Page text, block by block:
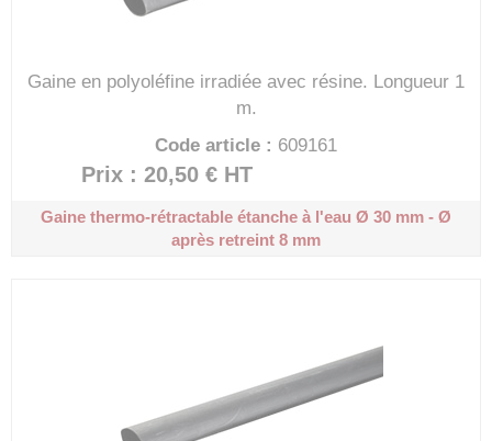
Gaine en polyoléfine irradiée avec résine. Longueur 1
m.
Code article : 609161
Prix : 20,50 € HT
Gaine thermo-rétractable étanche à l'eau Ø 30 mm - Ø
après retreint 8 mm